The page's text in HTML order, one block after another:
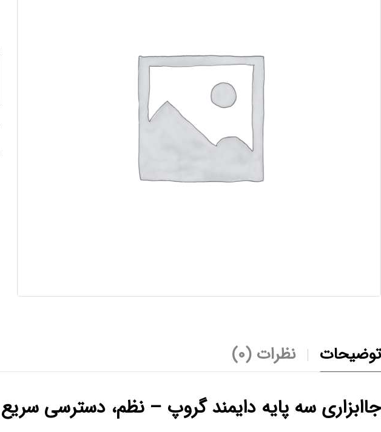
توضیحات نظرات (0)
جاابزاری سه‌ پایه دایمند گروپ – نظم، دسترسی